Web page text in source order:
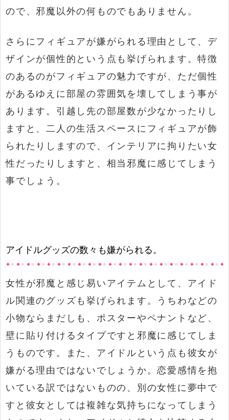
ので、邪魔以外の何ものでもありません。
さらにフィギュアが嫌がられる理由として、デ
ザインが個性的という点も挙げられます。特徴
のあるのがフィギュアの魅力ですが、ただ個性
があるゆえに部屋の雰囲気を壊してしまう事が
あります。引越し先の部屋数が少なかったりし
ますと、二人の生活スペースにフィギュアが飾
られたりしますので、インテリアに拘りたい女
性だったりしますと、相当邪魔に感じてしまう
事でしょう。
アイドルグッズの数々も嫌がられる。
女性が邪魔と感じ易いアイテムとして、アイド
ル関連のグッズも挙げられます。うちわなどの
小物ならまだしも、ポスターやペナントなど、
壁に貼り付けるタイプですと邪魔に感じてしま
うものです。また、アイドルという点も彼女が
嫌がる理由ではないでしょうか。恋愛感情を抱
いている訳ではないものの、別の女性に夢中で
すと彼女としては複雑な気持ちになってしまう